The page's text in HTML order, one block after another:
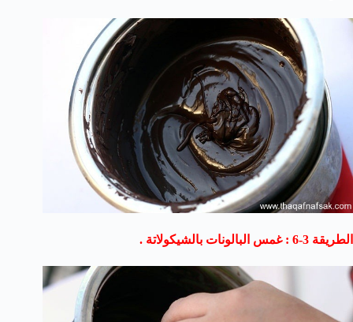
الطريقة 3-6 : غمس البالونات بالشيكولاتة .